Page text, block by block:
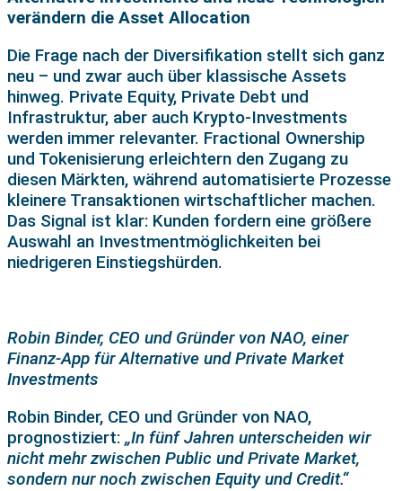
verändern die Asset Allocation
Die Frage nach der Diversifikation stellt sich ganz
neu – und zwar auch über klassische Assets
hinweg. Private Equity, Private Debt und
Infrastruktur, aber auch Krypto-Investments
werden immer relevanter. Fractional Ownership
und Tokenisierung erleichtern den Zugang zu
diesen Märkten, während automatisierte Prozesse
kleinere Transaktionen wirtschaftlicher machen.
Das Signal ist klar: Kunden fordern eine größere
Auswahl an Investmentmöglichkeiten bei
niedrigeren Einstiegshürden.
Robin Binder, CEO und Gründer von NAO, einer
Finanz-App für Alternative und Private Market
Investments
Robin Binder, CEO und Gründer von NAO,
prognostiziert: „In fünf Jahren unterscheiden wir
nicht mehr zwischen Public und Private Market,
sondern nur noch zwischen Equity und Credit.“